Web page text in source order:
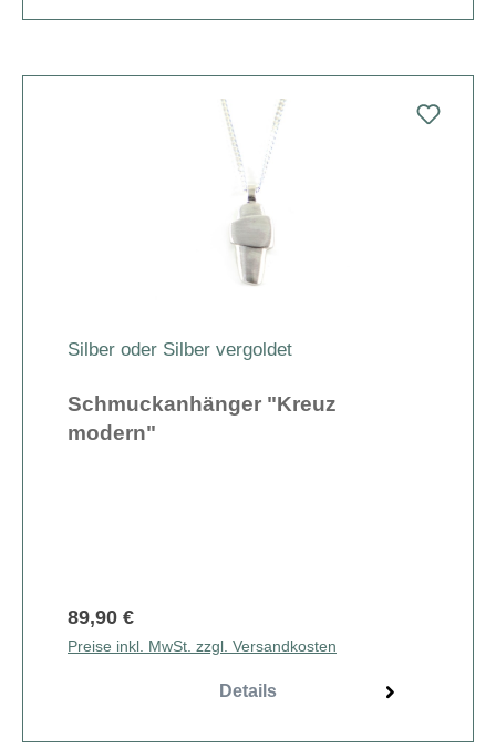
Silber oder Silber vergoldet
Schmuckanhänger "Kreuz
modern"
89,90 €
Preise inkl. MwSt. zzgl. Versandkosten
Details